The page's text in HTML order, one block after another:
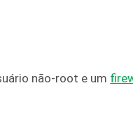
não-root e um